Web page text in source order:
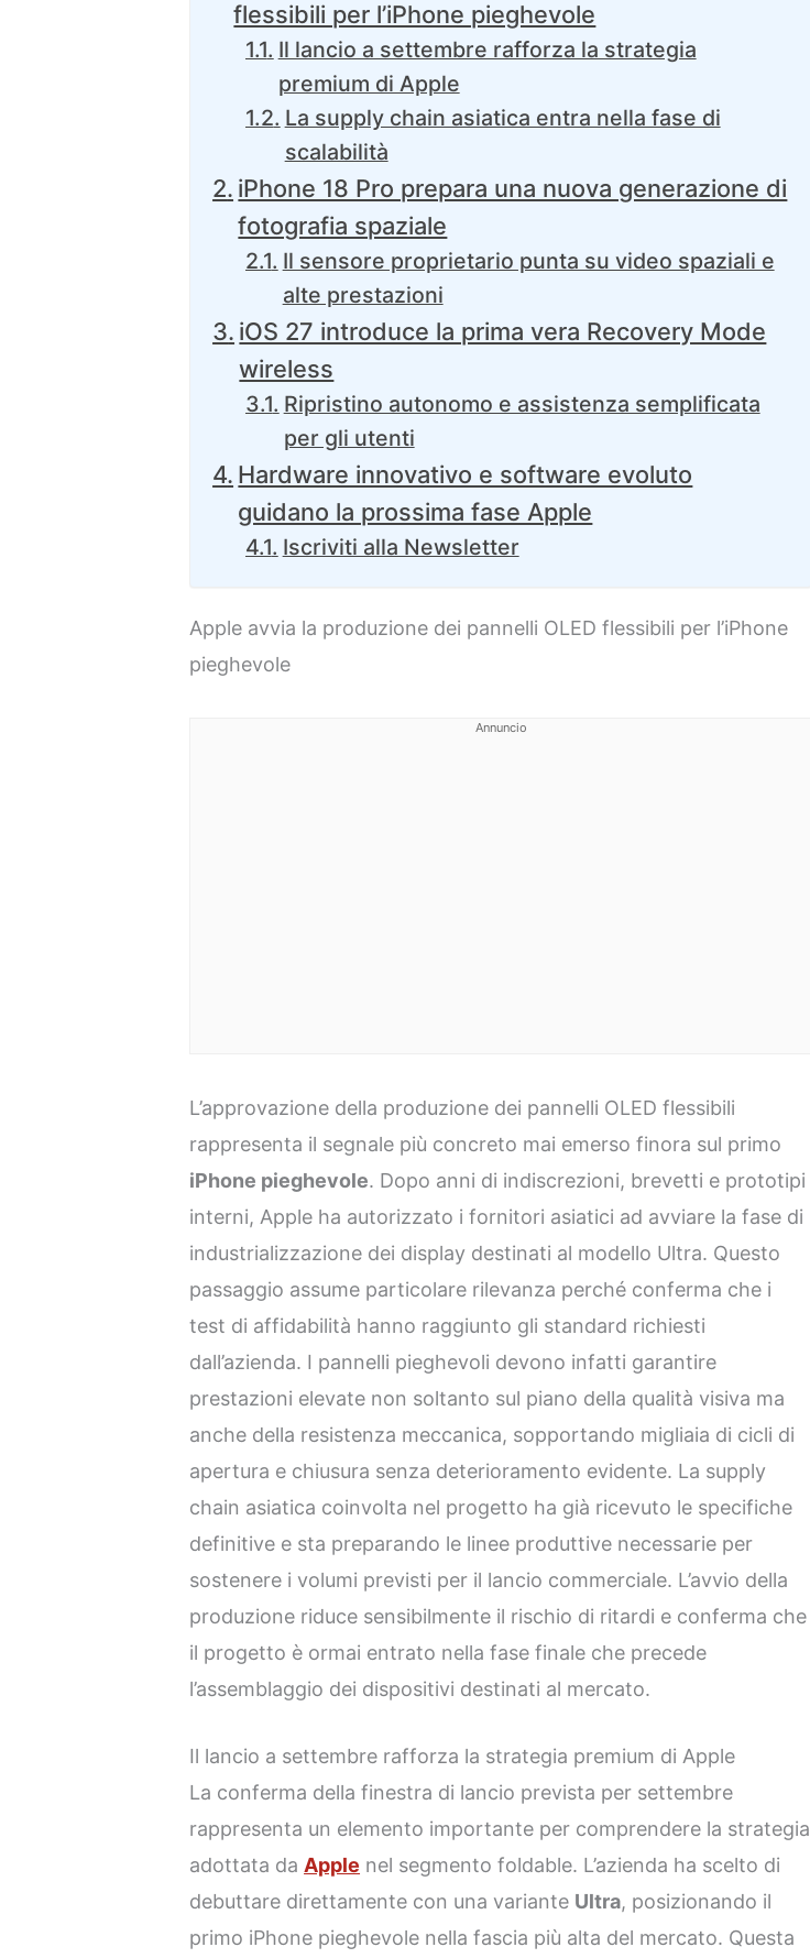
flessibili per l’iPhone pieghevole
Il lancio a settembre rafforza la strategia
premium di Apple
La supply chain asiatica entra nella fase di
scalabilità
iPhone 18 Pro prepara una nuova generazione di
fotografia spaziale
Il sensore proprietario punta su video spaziali e
alte prestazioni
iOS 27 introduce la prima vera Recovery Mode
wireless
Ripristino autonomo e assistenza semplificata
per gli utenti
Hardware innovativo e software evoluto
guidano la prossima fase Apple
Iscriviti alla Newsletter
Apple avvia la produzione dei pannelli OLED flessibili per l’iPhone
pieghevole
Annuncio
L’approvazione della produzione dei pannelli OLED flessibili
rappresenta il segnale più concreto mai emerso finora sul primo
iPhone pieghevole. Dopo anni di indiscrezioni, brevetti e prototipi
interni, Apple ha autorizzato i fornitori asiatici ad avviare la fase di
industrializzazione dei display destinati al modello Ultra. Questo
passaggio assume particolare rilevanza perché conferma che i
test di affidabilità hanno raggiunto gli standard richiesti
dall’azienda. I pannelli pieghevoli devono infatti garantire
prestazioni elevate non soltanto sul piano della qualità visiva ma
anche della resistenza meccanica, sopportando migliaia di cicli di
apertura e chiusura senza deterioramento evidente. La supply
chain asiatica coinvolta nel progetto ha già ricevuto le specifiche
definitive e sta preparando le linee produttive necessarie per
sostenere i volumi previsti per il lancio commerciale. L’avvio della
produzione riduce sensibilmente il rischio di ritardi e conferma che
il progetto è ormai entrato nella fase finale che precede
l’assemblaggio dei dispositivi destinati al mercato.
Il lancio a settembre rafforza la strategia premium di Apple
La conferma della finestra di lancio prevista per settembre
rappresenta un elemento importante per comprendere la strategia
adottata daApple nel segmento foldable. L’azienda ha scelto di
debuttare direttamente con una variante Ultra, posizionando il
primo iPhone pieghevole nella fascia più alta del mercato. Questa